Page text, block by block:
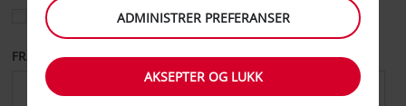
Velg et annet leveringssted
FRA DATO TIL DATO
ADMINISTRER PREFERANSER
AKSEPTER OG LUKK